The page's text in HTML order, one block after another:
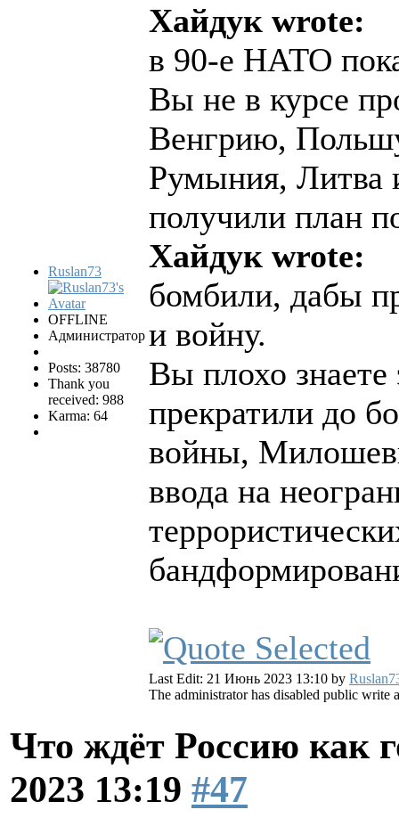
Ruslan73
OFFLINE
Администратор
Posts: 38780
Thank you
received: 988
Karma: 64
Хайдук wrote:
в 90-е НАТО
Вы не в курсе
Венгрию,
Румыния, Литва
получили план
Хайдук wrote:
бомбили, дабы
и войну.
Вы плохо знаете
прекратили до
войны,
ввода на
Last Edit: 21 Июнь 2023 13:10 by
The administrator has disabled public write
Что ждёт Россию как
2023 13:19 #47